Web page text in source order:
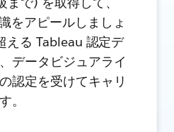
をアピールしましょ
える Tableau 認定デ
データビジュアライ
認定を受けてキャリ
。